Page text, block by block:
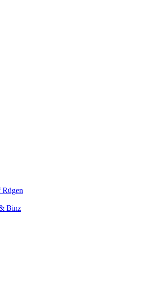
Binz